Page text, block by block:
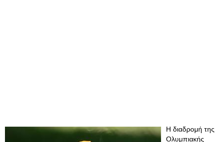
Η διαδρομή της
Ολυμπιακής